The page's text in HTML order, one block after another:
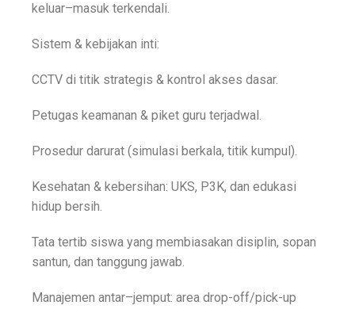
keluar–masuk terkendali.
Sistem & kebijakan inti:
CCTV di titik strategis & kontrol akses dasar.
Petugas keamanan & piket guru terjadwal.
Prosedur darurat (simulasi berkala, titik kumpul).
Kesehatan & kebersihan: UKS, P3K, dan edukasi
hidup bersih.
Tata tertib siswa yang membiasakan disiplin, sopan
santun, dan tanggung jawab.
Manajemen antar–jemput: area drop-off/pick-up